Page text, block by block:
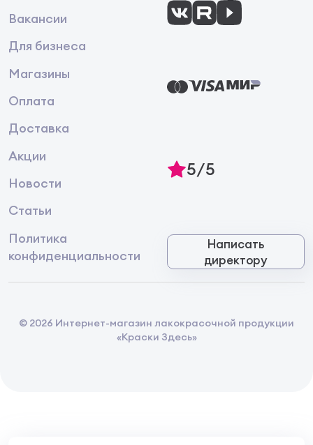
Вакансии
Для бизнеса
Магазины
Оплата
Доставка
Акции
Новости
Статьи
Политика
конфиденциальности
5/5
Написать
директору
© 2026 Интернет-магазин лакокрасочной продукции
«Краски Здесь»